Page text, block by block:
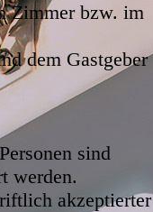
Zimmer bzw. im
dem Gastgeber
sind
werden.
akzeptierter